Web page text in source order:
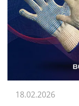
18.02.2026